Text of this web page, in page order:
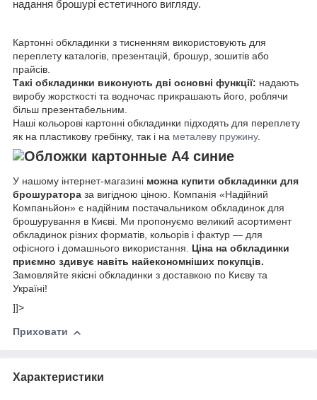
надання брошурі естетичного вигляду.
Картонні обкладинки з тисненням використовують для
переплету каталогів, презентацій, брошур, зошитів або
прайсів.
Такі обкладинки виконують дві основні функції: надають
виробу жорсткості та водночас прикрашають його, роблячи
більш презентабельним.
Наші кольорові картонні обкладинки підходять для переплету
як на пластикову гребінку, так і на металеву пружину.
У нашому інтернет-магазині можна купити обкладинки для
брошуратора за вигідною ціною. Компанія «Надійний
Компаньйон» є надійним постачальником обкладинок для
брошурування в Києві. Ми пропонуємо великий асортимент
обкладинок різних форматів, кольорів і фактур — для
офісного і домашнього використання. Ціна на обкладинки
приємно здивує навіть найекономніших покупців.
Замовляйте якісні обкладинки з доставкою по Києву та
Україні!
]]>
Приховати
Характеристики